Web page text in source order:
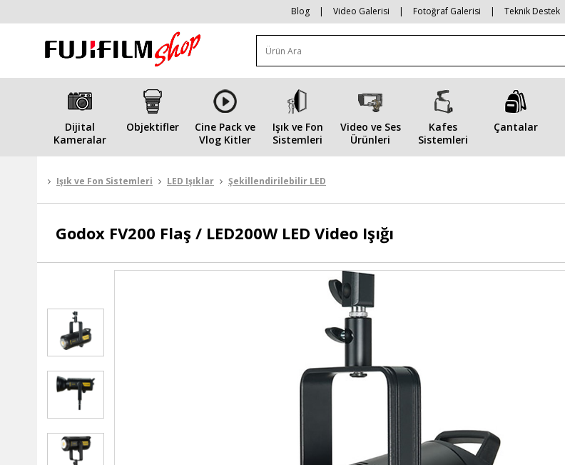
Blog | Video Galerisi | Fotoğraf Galerisi | Teknik Destek
Dijital
Kameralar
Objektifler
Cine Pack ve
Vlog Kitler
Işık ve Fon
Sistemleri
Video ve Ses
Ürünleri
Kafes
Sistemleri
Çantalar
Işık ve Fon Sistemleri LED Işıklar Şekillendirilebilir LED
Godox FV200 Flaş / LED200W LED Video Işığı